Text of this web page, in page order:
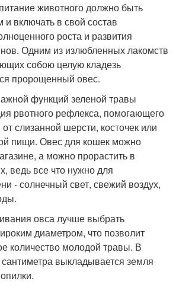
животного должно быть
включать в свой состав
роста и развития
Одним из излюбленных лакомств
собою целую кладезь
пророщенный овес.
функций зеленой травы
рвотного рефлекса, помогающего
слизанной шерсти, косточек или
пищи. Овес для кошек можно
а можно прорастить в
ведь все что нужно для
- солнечный свет, свежий воздух,
овса лучше выбрать
диаметром, что позволит
количество молодой травы. В
выкладывается земля